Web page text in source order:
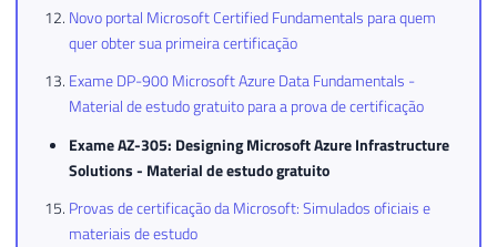
Novo portal Microsoft Certified Fundamentals para quem
quer obter sua primeira certificação
Exame DP-900 Microsoft Azure Data Fundamentals -
Material de estudo gratuito para a prova de certificação
Exame AZ-305: Designing Microsoft Azure Infrastructure
Solutions - Material de estudo gratuito
Provas de certificação da Microsoft: Simulados oficiais e
materiais de estudo